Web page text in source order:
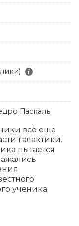
Паскаль
всё ещё
галактики.
пытается
ученика